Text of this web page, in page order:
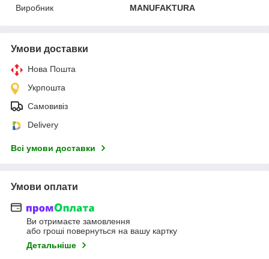
Виробник
MANUFAKTURA
Умови доставки
Нова Пошта
Укрпошта
Самовивіз
Delivery
Всі умови доставки
Умови оплати
Ви отримаєте замовлення
або гроші повернуться на вашу картку
Детальніше